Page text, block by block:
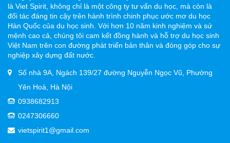
là Viet Spirit, không chỉ là một công ty tư vấn du học, mà còn là
đối tác đáng tin cậy trên hành trình chinh phục ước mơ du học
Hàn Quốc của du học sinh. Với hơn 10 năm kinh nghiệm và sứ
mệnh cao cả, chúng tôi cam kết đồng hành và hỗ trợ du học sinh
Việt Nam trên con đường phát triển bản thân và đóng góp cho sự
nghiệp xây dựng đất nước.
Số nhà 9A, Ngách 139/27 đường Nguyễn Ngọc Vũ, Phường
Yên Hoà, Hà Nội
0938682913
0247306660
vietspirit1@gmail.com